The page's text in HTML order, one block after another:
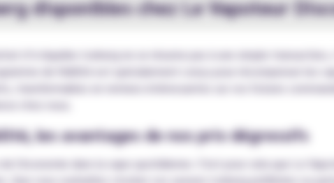
disponibles chez Le Vapoteur
d’e-liquides Iceberg ne se résume pas à une simple
de fidélité est spécialement conçu pour récompenser les
transformables en remises intéressantes sur vos futures
chez nous.
les avantages de nos prix dégressifs
l'économie dans la vape quotidienne. C'est pour cela que Le
Que vous souhaitiez stocker vos saveurs Iceberg préférées ou